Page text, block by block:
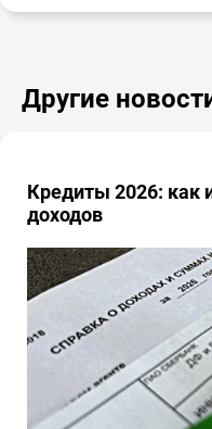
Другие
Кредиты 2026: как
доходов